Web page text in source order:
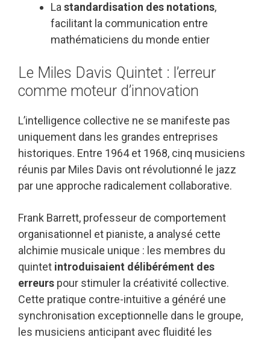
Lastandardisation des notations,
facilitant la communication entre
mathématiciens du monde entier
Le Miles Davis Quintet : l’erreur
comme moteur d’innovation
L’intelligence collective ne se manifeste pas
uniquement dans les grandes entreprises
historiques. Entre 1964 et 1968, cinq musiciens
réunis par Miles Davis ont révolutionné le jazz
par une approche radicalement collaborative.
Frank Barrett, professeur de comportement
organisationnel et pianiste, a analysé cette
alchimie musicale unique : les membres du
quintet introduisaient délibérément des
erreurs pour stimuler la créativité collective.
Cette pratique contre-intuitive a généré une
synchronisation exceptionnelle dans le groupe,
les musiciens anticipant avec fluidité les